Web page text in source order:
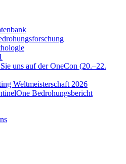
uns auf der OneCon (20.–22.
Weltmeisterschaft 2026
Bedrohungsbericht